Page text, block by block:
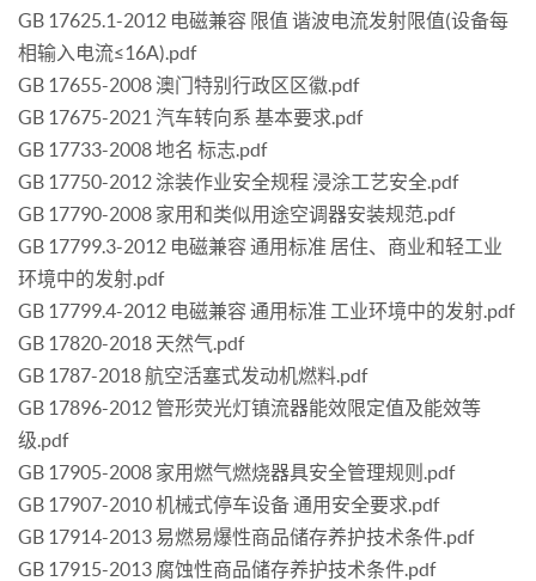
GB 17625.1-2012 电磁兼容 限值 谐波电流发射限值(设备每
相输入电流≤16A).pdf
GB 17655-2008 澳门特别行政区区徽.pdf
GB 17675-2021 汽车转向系 基本要求.pdf
GB 17733-2008 地名 标志.pdf
GB 17750-2012 涂装作业安全规程 浸涂工艺安全.pdf
GB 17790-2008 家用和类似用途空调器安装规范.pdf
GB 17799.3-2012 电磁兼容 通用标准 居住、商业和轻工业
环境中的发射.pdf
GB 17799.4-2012 电磁兼容 通用标准 工业环境中的发射.pdf
GB 17820-2018 天然气.pdf
GB 1787-2018 航空活塞式发动机燃料.pdf
GB 17896-2012 管形荧光灯镇流器能效限定值及能效等
级.pdf
GB 17905-2008 家用燃气燃烧器具安全管理规则.pdf
GB 17907-2010 机械式停车设备 通用安全要求.pdf
GB 17914-2013 易燃易爆性商品储存养护技术条件.pdf
GB 17915-2013 腐蚀性商品储存养护技术条件.pdf